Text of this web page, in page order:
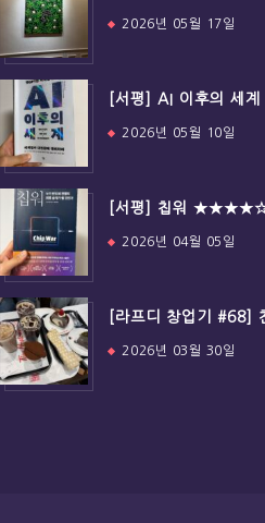
2026년 05월 17일
[서평] AI 이후의
2026년 05월 10일
[서평] 칩워
2026년 04월 05일
[라프디 창업기 #68]
2026년 03월 30일